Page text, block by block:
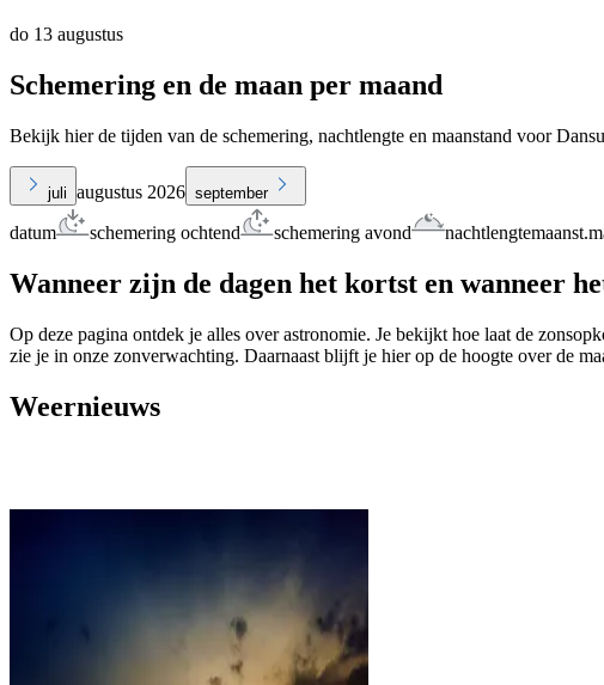
do 13 augustus
Schemering en de maan per maand
Bekijk hier de tijden van de schemering, nachtlengte en maanstand voor
juli augustus 2026 september
datum schemering ochtend schemering avond nachtlengtemaanst.
Wanneer zijn de dagen het kortst en wanneer
Op deze pagina ontdek je alles over astronomie. Je bekijkt hoe laat de
zie je in onze zonverwachting. Daarnaast blijft je hier op de hoogte over de
Weernieuws